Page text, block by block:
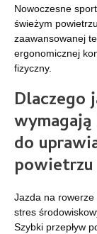
Nowoczesne
świeżym
zaawansowanej
ergonomicznej
fizyczny.
Dlaczego
wymagają
do
powietrzu
Jazda na
stres
Szybki przepływ